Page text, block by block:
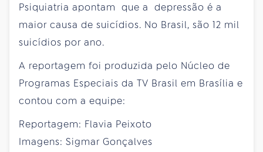
Psiquiatria apontam que a depressão é a
maior causa de suicídios. No Brasil, são 12 mil
suicídios por ano.
A reportagem foi produzida pelo Núcleo de
Programas Especiais da TV Brasil em Brasília e
contou com a equipe:
Reportagem: Flavia Peixoto
Imagens: Sigmar Gonçalves